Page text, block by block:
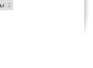
: 2